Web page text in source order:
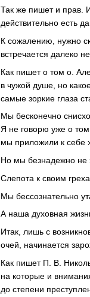
Так же пишет и прав.
действительно есть
К сожалению, нужно
встречается далеко не
Как пишет о том о.
в чужой душе, но
самые зоркие глаза
Мы бесконечно
Я не говорю уже о
мы приложили к себе
Но мы безнадежно не
Слепота к своим
Мы бессознательно
А наша духовная
Итак, лишь с
очей, начинается
Как пишет П. В.
на которые и
до степени